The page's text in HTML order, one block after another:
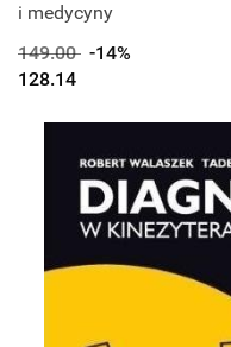
i medycyny
149.00 -14%
128.14